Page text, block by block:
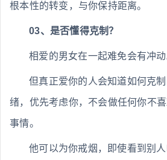
根本性的转变，与你保持距离。
03、是否懂得克制？
相爱的男女在一起难免会有冲动
但真正爱你的人会知道如何克
绪，优先考虑你，不会做任何你不
事情。
他可以为你戒烟，即使看到别